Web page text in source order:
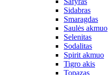
Sidabras
Smaragdas
Saulės akmuo
Selenitas
Sodalitas
Spirit akmuo
Tigro akis
Topazas